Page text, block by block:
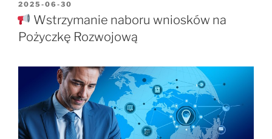
o
rozpoczęciu
naboru
–
Linia
Reporęczeniowa
dla
Funduszy
OPUBLIKOWANE
W
2025-06-30
Wstrzymanie naboru wniosków na
Pożyczkę Rozwojową